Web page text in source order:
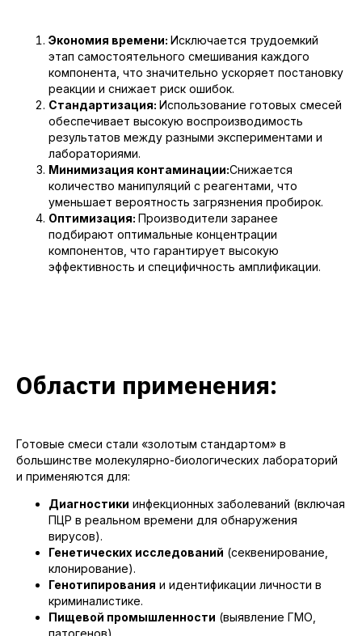
Экономия времени: Исключается трудоемкий
этап самостоятельного смешивания каждого
компонента, что значительно ускоряет постановку
реакции и снижает риск ошибок.
Стандартизация: Использование готовых смесей
обеспечивает высокую воспроизводимость
результатов между разными экспериментами и
лабораториями.
Минимизация контаминации:Снижается
количество манипуляций с реагентами, что
уменьшает вероятность загрязнения пробирок.
Оптимизация: Производители заранее
подбирают оптимальные концентрации
компонентов, что гарантирует высокую
эффективность и специфичность амплификации.
Области применения:
Готовые смеси стали «золотым стандартом» в
большинстве молекулярно-биологических лабораторий
и применяются для:
Диагностики инфекционных заболеваний (включая
ПЦР в реальном времени для обнаружения
вирусов).
Генетических исследований (секвенирование,
клонирование).
Генотипирования и идентификации личности в
криминалистике.
Пищевой промышленности (выявление ГМО,
патогенов).
БелБиоЛаб — молодая
биотехнологическая компания,
разработчик и производитель
реагентов для научных
исследований, основана в 2015 году!
Миссия компании заключается
в производстве различных
ферментов и реакционных буферов
для генной инженерии,
молекулярной биологии,
лабораторной диагностики. Наши
ферменты обладают устойчивостью
к ингибиторам, высоко
чувствительны к широкому спектру
матриц (единичные копии РНК/ДНК
в реакции), могут быть
наборы для выделения нуклеиновых
кислот и синтеза кДНК.
С 2022 года мы поставляем
материалы от известных мировых
брендов как для своего
производства, так и для крупных
коммерческих компаний-
производителей, научно-
исследовательских институтов,
специализированных лабораторий.
Вы можете протестироватьнашу
продукцию и заказать тестовые образцы
прямо сейчас!